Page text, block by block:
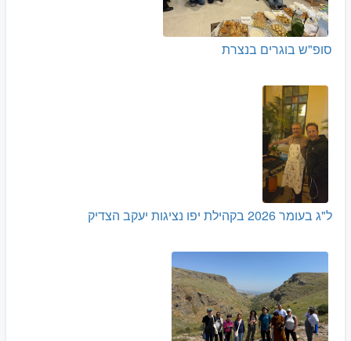
סופ"ש בוגרים בנצרת
ל"ג בעומר 2026 בקהילת יפו נציגות יעקב הצדיק